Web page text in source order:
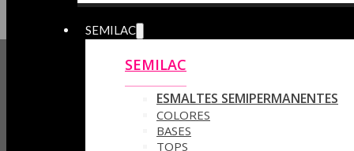
SEMILAC
SEMILAC
ESMALTES SEMIPERMANENTES
COLORES
BASES
TOPS